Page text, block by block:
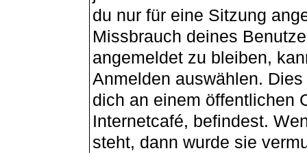
du nur für eine Sitzung
Missbrauch deines
angemeldet zu bleiben,
Anmelden auswählen.
dich an einem öffentlichen
Internetcafé, befindest.
steht, dann wurde sie